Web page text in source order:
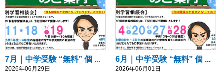
7月｜中学受験 “無料” 個 ...
2026年06月29日
6月｜中学受験 “無料” 個 ...
2026年06月01日